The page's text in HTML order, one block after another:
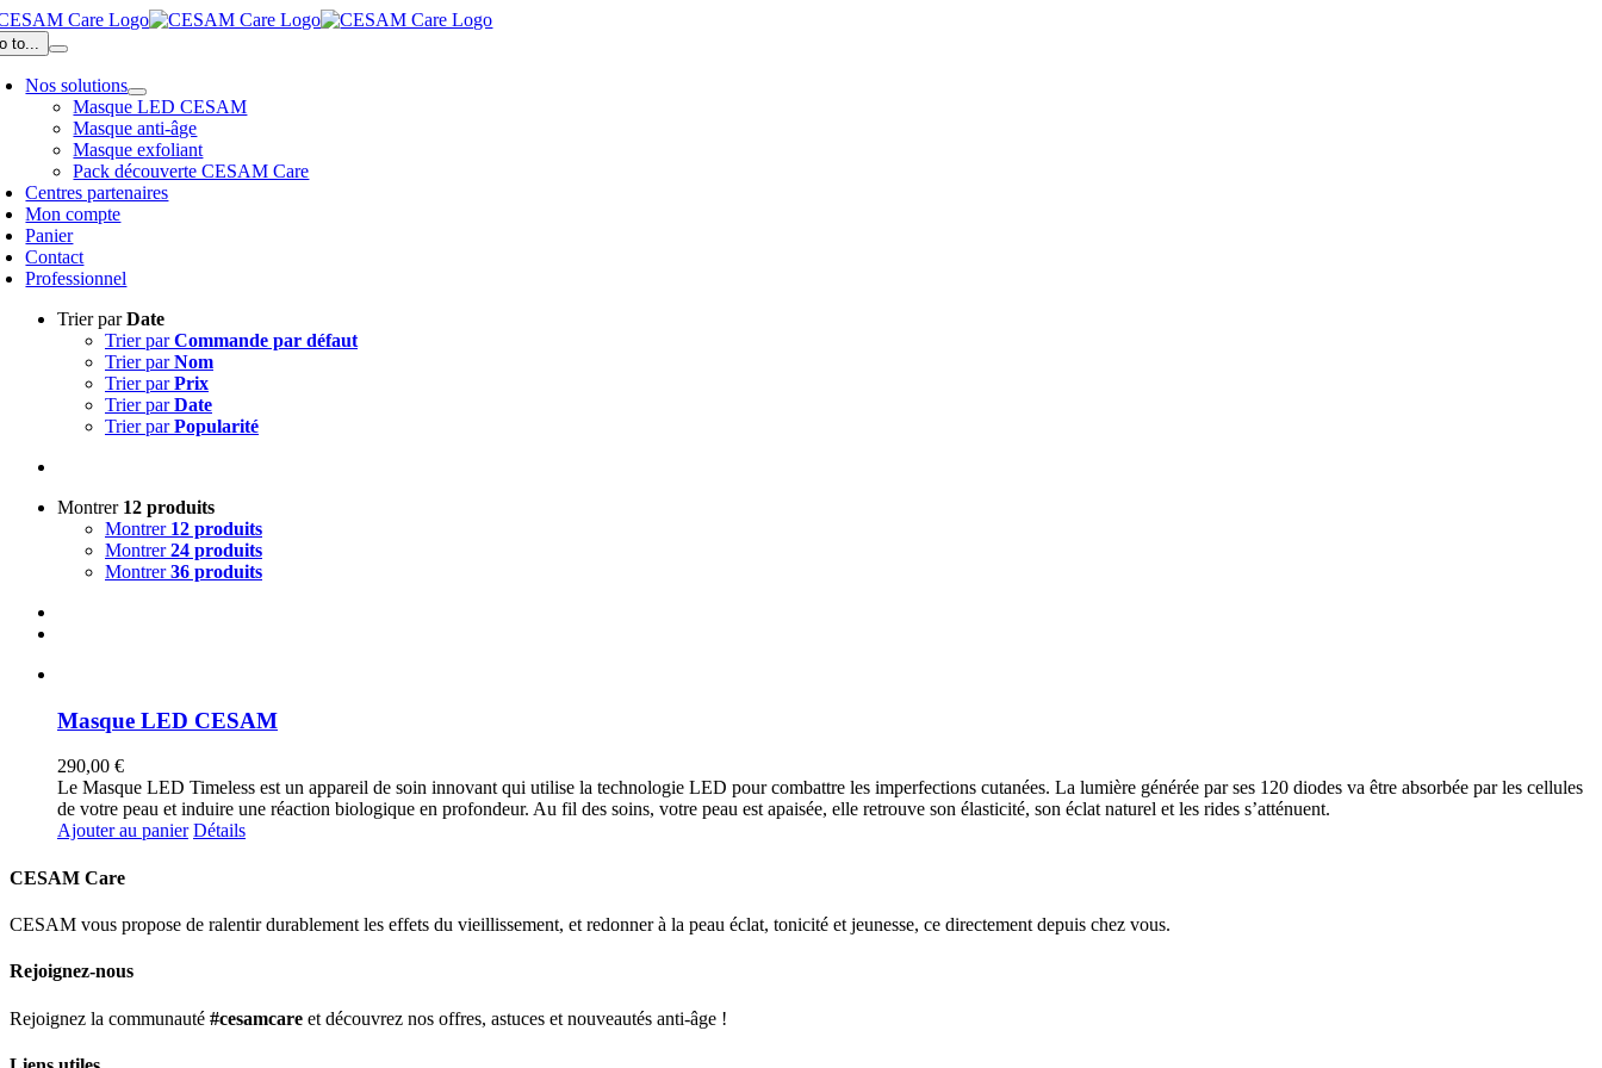
Passer
au
contenu
to...
Nos solutions
Masque LED CESAM
Masque anti-âge
Masque exfoliant
Pack découverte CESAM Care
Centres partenaires
Mon compte
Panier
Contact
Professionnel
Trier parDate
Trier parCommande par défaut
Trier parNom
Trier parPrix
Trier parDate
Trier parPopularité
Montrer 12 produits
Montrer 12 produits
Montrer24 produits
Montrer36 produits
Masque LED CESAM
290,00 €
Le Masque LED Timeless est un appareil de soin innovant qui utilise la technologie LED pour combattre les imperfections cutanées. La lumière générée par ses 120 diodes va être absorbée par les cellules
de votre peau et induire une réaction biologique en profondeur. Au fil des soins, votre peau est apaisée, elle retrouve son élasticité, son éclat naturel et les rides s’atténuent.
Ajouter au panier Détails
CESAM Care
CESAM vous propose de ralentir durablement les effets du vieillissement, et redonner à la peau éclat, tonicité et jeunesse, ce directement depuis chez vous.
Rejoignez-nous
Rejoignez la communauté #cesamcare et découvrez nos offres, astuces et nouveautés anti-âge !